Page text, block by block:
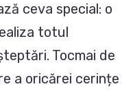
ceva special: o
totul
Tocmai de
a oricărei cerințe